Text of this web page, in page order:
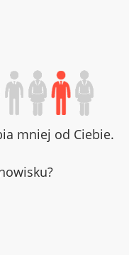
mniej od Ciebie.